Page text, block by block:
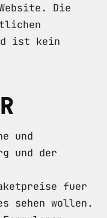
Die
ist kein
und
und der
fuer
sehen wollen.